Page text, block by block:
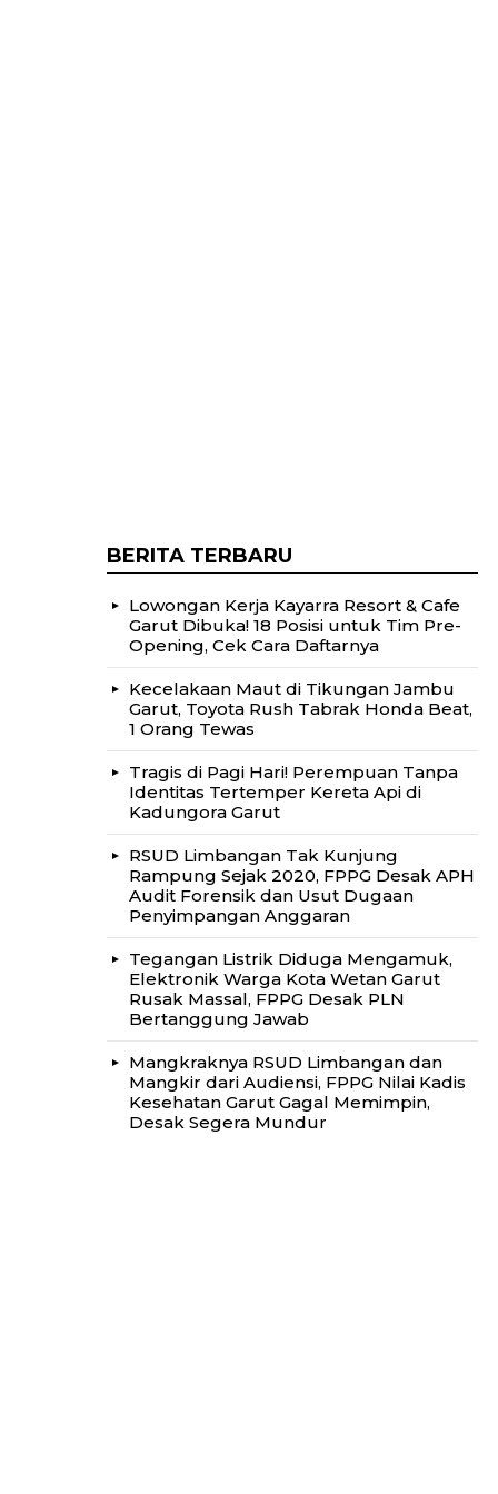
BERITA TERBARU
Lowongan Kerja Kayarra Resort & Cafe
Garut Dibuka! 18 Posisi untuk Tim Pre-
Opening, Cek Cara Daftarnya
Kecelakaan Maut di Tikungan Jambu
Garut, Toyota Rush Tabrak Honda Beat,
1 Orang Tewas
Tragis di Pagi Hari! Perempuan Tanpa
Identitas Tertemper Kereta Api di
Kadungora Garut
RSUD Limbangan Tak Kunjung
Rampung Sejak 2020, FPPG Desak APH
Audit Forensik dan Usut Dugaan
Penyimpangan Anggaran
Tegangan Listrik Diduga Mengamuk,
Elektronik Warga Kota Wetan Garut
Rusak Massal, FPPG Desak PLN
Bertanggung Jawab
Mangkraknya RSUD Limbangan dan
Mangkir dari Audiensi, FPPG Nilai Kadis
Kesehatan Garut Gagal Memimpin,
Desak Segera Mundur